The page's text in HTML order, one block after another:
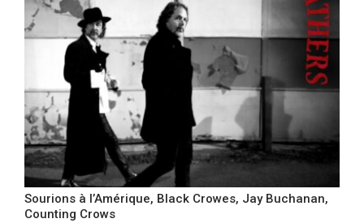
Sourions à l’Amérique, Black Crowes, Jay Buchanan,
Counting Crows